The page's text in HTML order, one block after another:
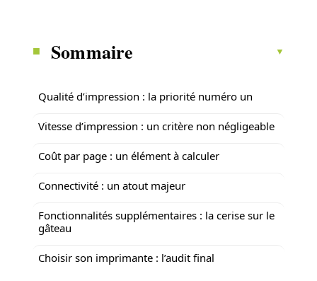
Sommaire
Qualité d’impression : la priorité numéro un
Vitesse d’impression : un critère non négligeable
Coût par page : un élément à calculer
Connectivité : un atout majeur
Fonctionnalités supplémentaires : la cerise sur le
gâteau
Choisir son imprimante : l’audit final